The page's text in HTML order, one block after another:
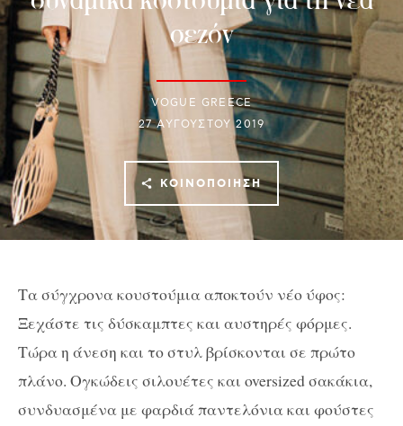
σεζόν
VOGUE GREECE
27 ΑΥΓΟΎΣΤΟΥ 2019
ΚΟΙΝΟΠΟΊΗΣΗ
Τα σύγχρονα κουστούμια αποκτούν νέο ύφος:
Ξεχάστε τις δύσκαμπτες και αυστηρές φόρμες.
Tώρα η άνεση και το στυλ βρίσκονται σε πρώτο
πλάνο. Ογκώδεις σιλουέτες και oversized σακάκια,
συνδυασμένα με φαρδιά παντελόνια και φούστες